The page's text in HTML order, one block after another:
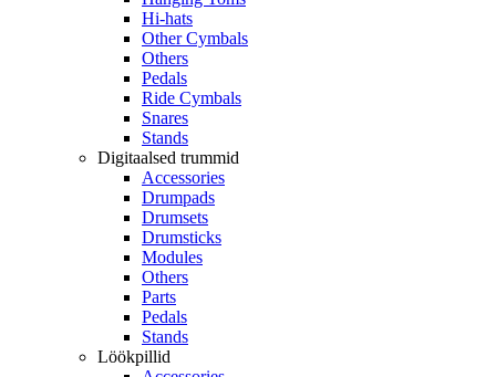
Hi-hats
Other Cymbals
Others
Pedals
Ride Cymbals
Snares
Stands
Digitaalsed trummid
Accessories
Drumpads
Drumsets
Drumsticks
Modules
Others
Parts
Pedals
Stands
Löökpillid